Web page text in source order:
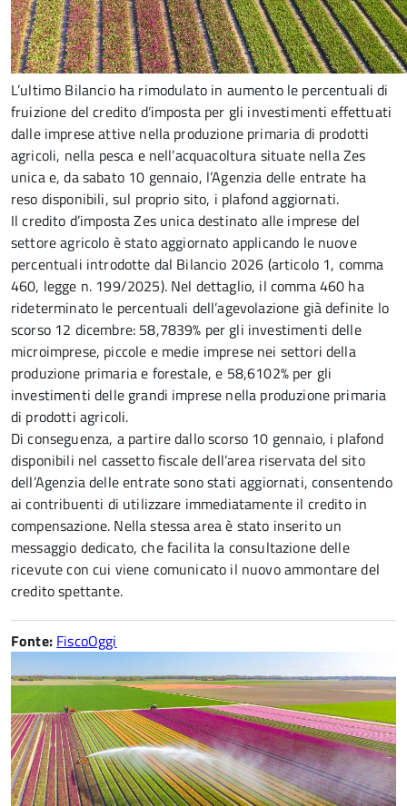
L’ultimo Bilancio ha rimodulato in aumento le percentuali di
fruizione del credito d’imposta per gli investimenti effettuati
dalle imprese attive nella produzione primaria di prodotti
agricoli, nella pesca e nell’acquacoltura situate nella Zes
unica e, da sabato 10 gennaio, l’Agenzia delle entrate ha
reso disponibili, sul proprio sito, i plafond aggiornati.
Il credito d’imposta Zes unica destinato alle imprese del
settore agricolo è stato aggiornato applicando le nuove
percentuali introdotte dal Bilancio 2026 (articolo 1, comma
460, legge n. 199/2025). Nel dettaglio, il comma 460 ha
rideterminato le percentuali dell’agevolazione già definite lo
scorso 12 dicembre: 58,7839% per gli investimenti delle
microimprese, piccole e medie imprese nei settori della
produzione primaria e forestale, e 58,6102% per gli
investimenti delle grandi imprese nella produzione primaria
di prodotti agricoli.
Di conseguenza, a partire dallo scorso 10 gennaio, i plafond
disponibili nel cassetto fiscale dell’area riservata del sito
dell’Agenzia delle entrate sono stati aggiornati, consentendo
ai contribuenti di utilizzare immediatamente il credito in
compensazione. Nella stessa area è stato inserito un
messaggio dedicato, che facilita la consultazione delle
ricevute con cui viene comunicato il nuovo ammontare del
credito spettante.
Fonte: FiscoOggi